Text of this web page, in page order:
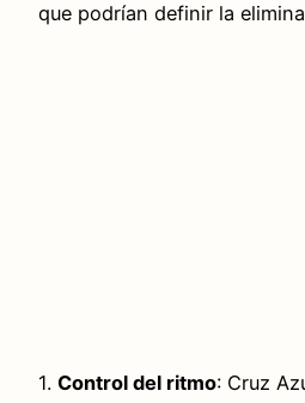
que podrían definir la
1. Control del ritmo: Cruz